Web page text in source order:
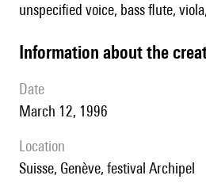
unspecified voice, bass flute,
information about the
date
March 12, 1996
location
Suisse, Genève, festival Archipel